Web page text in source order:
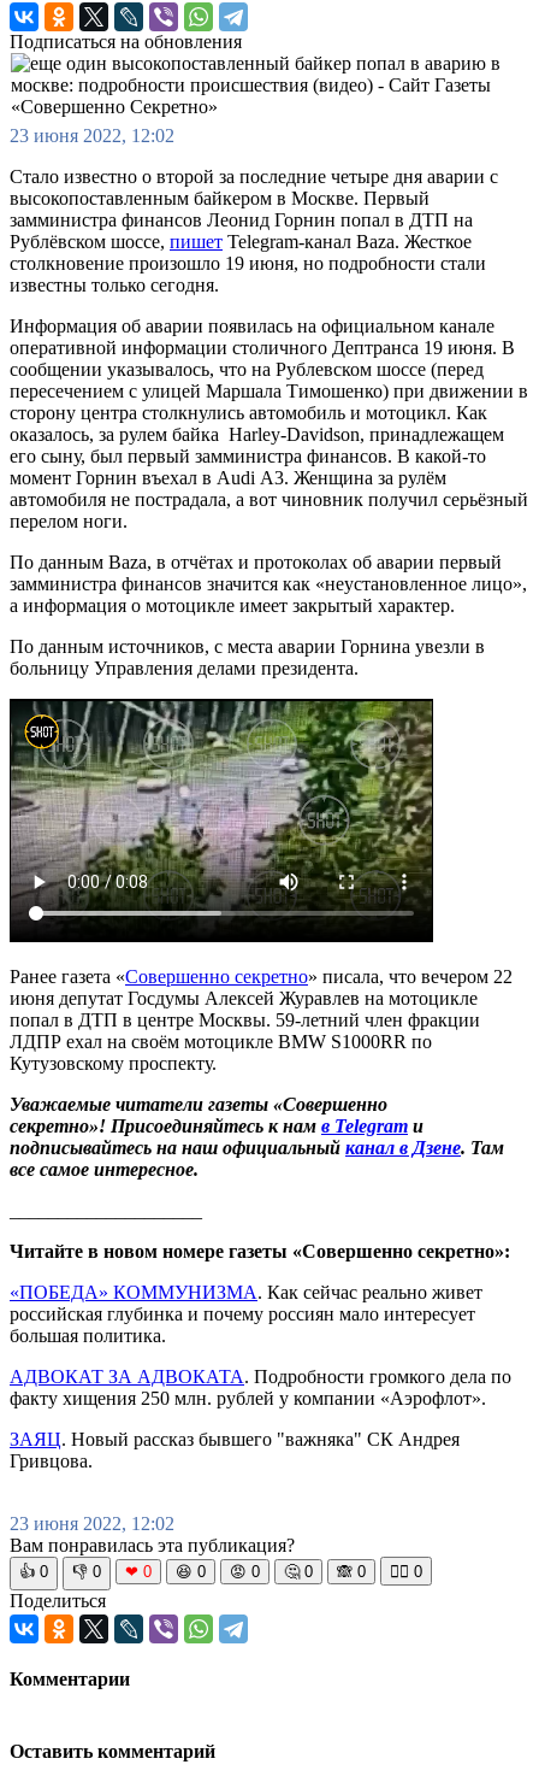
Подписаться на обновления
23 июня 2022, 12:02
Стало известно о второй за последние четыре дня аварии с
высокопоставленным байкером в Москве. Первый
замминистра финансов Леонид Горнин попал в ДТП на
Рублёвском шоссе, пишет Telegram-канал Baza. Жесткое
столкновение произошло 19 июня, но подробности стали
известны только сегодня.
Информация об аварии появилась на официальном канале
оперативной информации столичного Дептранса 19 июня. В
сообщении указывалось, что на Рублевском шоссе (перед
пересечением с улицей Маршала Тимошенко) при движении в
сторону центра столкнулись автомобиль и мотоцикл. Как
оказалось, за рулем байка Harley-Davidson, принадлежащем
его сыну, был первый замминистра финансов. В какой-то
момент Горнин въехал в Audi A3. Женщина за рулём
автомобиля не пострадала, а вот чиновник получил серьёзный
перелом ноги.
По данным Baza, в отчётах и протоколах об аварии первый
замминистра финансов значится как «неустановленное лицо»,
а информация о мотоцикле имеет закрытый характер.
По данным источников, с места аварии Горнина увезли в
больницу Управления делами президента.
Ранее газета «Совершенно секретно» писала, что вечером 22
июня депутат Госдумы Алексей Журавлев на мотоцикле
попал в ДТП в центре Москвы. 59-летний член фракции
ЛДПР ехал на своём мотоцикле BMW S1000RR по
Кутузовскому проспекту.
Уважаемые читатели газеты «Совершенно
секретно»! Присоединяйтесь к нам в Telegram и
подписывайтесь на наш официальный канал в Дзене. Там
все самое интересное.
Читайте в новом номере газеты «Совершенно секретно»:
«ПОБЕДА» КОММУНИЗМА. Как сейчас реально живет
российская глубинка и почему россиян мало интересует
большая политика.
АДВОКАТ ЗА АДВОКАТА. Подробности громкого дела по
факту хищения 250 млн. рублей у компании «Аэрофлот».
ЗАЯЦ. Новый рассказ бывшего "важняка" СК Андрея
Гривцова.
23 июня 2022, 12:02
Вам понравилась эта публикация?
👍 0 👎 0 ❤ 0 😆 0 😡 0 🤔 0 🙈 0 🧘‍♀️ 0
Поделиться
Комментарии
Оставить комментарий